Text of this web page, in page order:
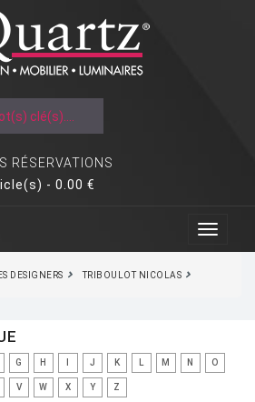
RÉSERVATIONS
- 0.00 €
DESIGNERS TRIBOULOT NICOLAS
G H J K M N O
V W X Y Z